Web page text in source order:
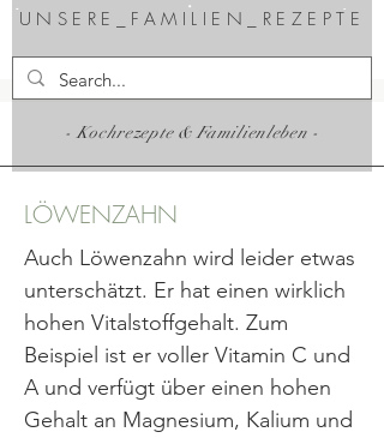
UNSERE_FAMILIEN_REZEPTE
- Kochrezepte & Familienleben -
LÖWENZAHN
Auch Löwenzahn wird leider etwas
unterschätzt. Er hat einen wirklich
hohen Vitalstoffgehalt. Zum
Beispiel ist er voller Vitamin C und
A und verfügt über einen hohen
Gehalt an Magnesium, Kalium und